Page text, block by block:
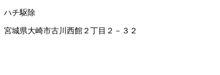
ハチ駆除
宮城県大崎市古川西館２丁目２－３２